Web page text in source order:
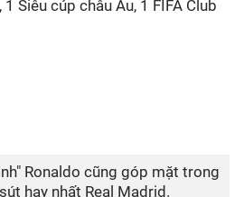
Siêu cúp châu Âu, 1 FIFA Club
Ronaldo cũng góp mặt trong
hay nhất Real Madrid.